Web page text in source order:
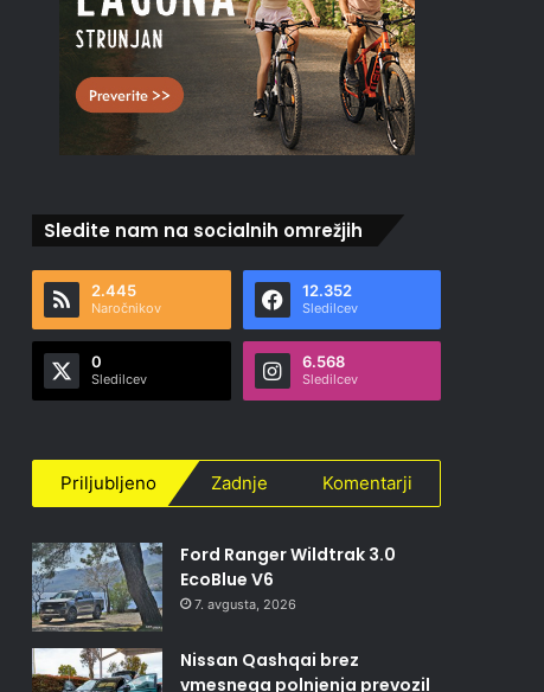
Sledite nam na socialnih omrežjih
2.445
Naročnikov
12.352
Sledilcev
0
Sledilcev
6.568
Sledilcev
Priljubljeno Zadnje Komentarji
Ford Ranger Wildtrak 3.0
EcoBlue V6
7. avgusta, 2026
Nissan Qashqai brez
vmesnega polnjenja prevozil